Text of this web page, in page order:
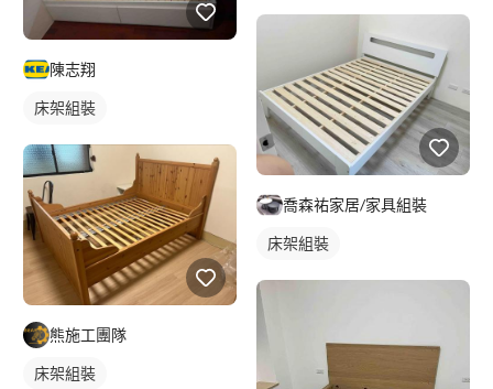
陳志翔
床架組裝
熊施工團隊
床架組裝
喬森祐家居/家具組裝
床架組裝